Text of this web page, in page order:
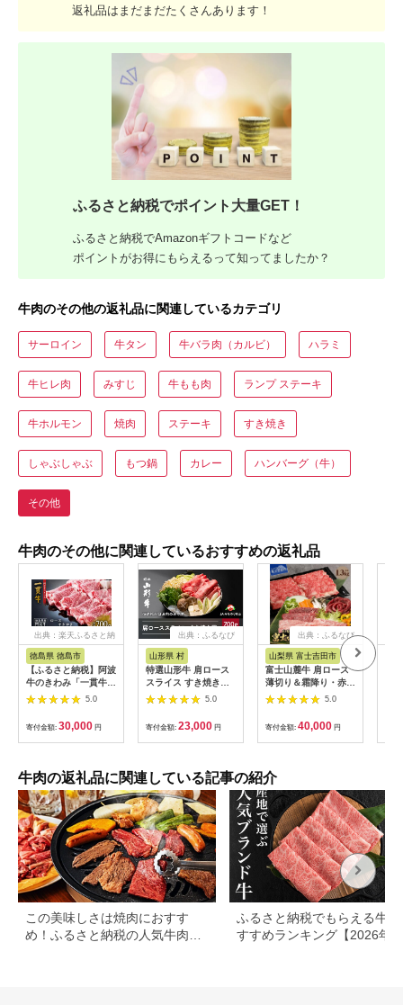
返礼品はまだまだたくさんあります！
ふるさと納税でポイント大量GET！
ふるさと納税でAmazonギフトコードなど
ポイントがお得にもらえるって知ってましたか？
牛肉のその他の返礼品に関連しているカテゴリ
サーロイン 牛タン 牛バラ肉（カルビ） ハラミ
牛ヒレ肉 みすじ 牛もも肉 ランプ ステーキ
牛ホルモン 焼肉 ステーキ すき焼き
しゃぶしゃぶ もつ鍋 カレー ハンバーグ（牛）
その他
牛肉のその他に関連しているおすすめの返礼品
出典：楽天ふるさと納
徳島県 徳島市
【ふるさと納税】阿波
牛のきわみ「一貫牛」
ロース すき焼き 700g
| 阿波牛 国産牛 和牛
牛肉 牛 肉 焼肉 ロー
ス ブランド牛 すき焼
き すきやき しゃぶし
う にく ビーフ 赤身
人気 冷凍 送料無料 贈
り物 贈答 プレゼント
お取り寄せ 記念日 パ
ーティ
5.0
寄付金額: 30,000 円
出典：ふるなび
山形県 村
特選山形牛 肩ロース
スライス すき焼き用
700g 牛肉 黒毛和牛
ja-gnksx700
5.0
寄付金額: 23,000 円
出典：ふるなび
山梨県 富士吉田市
富士山麓牛 肩ロース
薄切り＆霜降り・赤身
焼肉セット 牛肉 食べ
比べ 計1.3kg 焼肉 す
き焼き 国産 精肉 冷凍
送料無料
5.0
寄付金額: 40,000 円
牛肉の返礼品に関連している記事の紹介
この美味しさは焼肉におすす
め！ふるさと納税の人気牛肉還
ふるさと納税でもらえる牛肉
すすめランキング【2026年